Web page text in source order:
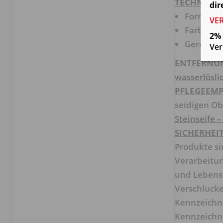
Form:
Farbe:
Geruch:
seidigen
Steinseife
Produkte
und